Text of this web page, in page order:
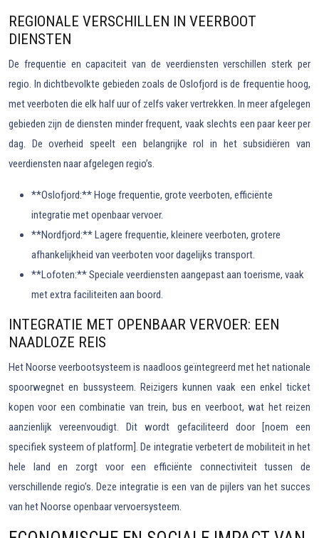
REGIONALE VERSCHILLEN IN VEERBOOT
DIENSTEN
De frequentie en capaciteit van de veerdiensten verschillen sterk per
regio. In dichtbevolkte gebieden zoals de Oslofjord is de frequentie hoog,
met veerboten die elk half uur of zelfs vaker vertrekken. In meer afgelegen
gebieden zijn de diensten minder frequent, vaak slechts een paar keer per
dag. De overheid speelt een belangrijke rol in het subsidiëren van
veerdiensten naar afgelegen regio’s.
**Oslofjord:** Hoge frequentie, grote veerboten, efficiënte
integratie met openbaar vervoer.
**Nordfjord:** Lagere frequentie, kleinere veerboten, grotere
afhankelijkheid van veerboten voor dagelijks transport.
**Lofoten:** Speciale veerdiensten aangepast aan toerisme, vaak
met extra faciliteiten aan boord.
INTEGRATIE MET OPENBAAR VERVOER: EEN
NAADLOZE REIS
Het Noorse veerbootsysteem is naadloos geïntegreerd met het nationale
spoorwegnet en bussysteem. Reizigers kunnen vaak een enkel ticket
kopen voor een combinatie van trein, bus en veerboot, wat het reizen
aanzienlijk vereenvoudigt. Dit wordt gefaciliteerd door [noem een
specifiek systeem of platform]. De integratie verbetert de mobiliteit in het
hele land en zorgt voor een efficiënte connectiviteit tussen de
verschillende regio’s. Deze integratie is een van de pijlers van het succes
van het Noorse openbaar vervoersysteem.